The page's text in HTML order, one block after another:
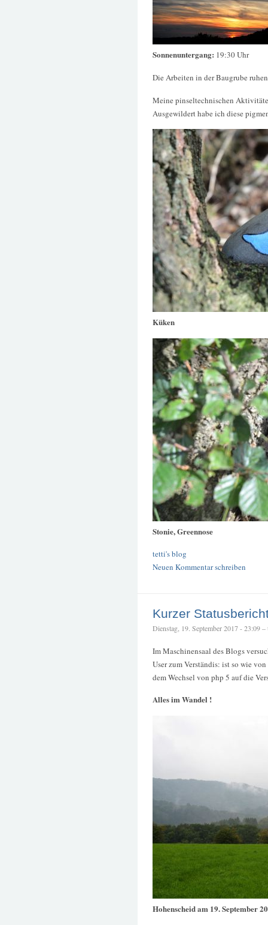
Sonnenuntergang: 19:30 Uhr
Die Arbeiten in der Baugrube
Meine pinseltechnischen
Ausgewildert habe ich diese
Küken
Stonie, Greennose
tetti's blog
Neuen Kommentar schreiben
Kurzer
Dienstag, 19. September 2017 - 23:09 –
Im Maschinensaal des Blogs
User zum Verständis: ist so wie
dem Wechsel von php 5 auf die
Alles im Wandel !
Hohenscheid am 19. September